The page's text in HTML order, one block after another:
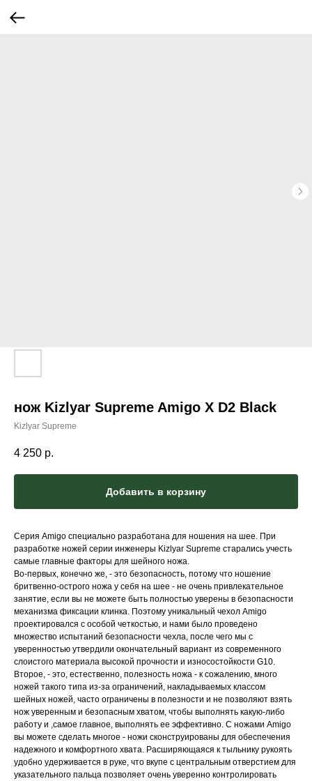
нож Kizlyar Supreme Amigo X D2 Black
Kizlyar Supreme
4 250 р.
Добавить в корзину
Серия Amigo специально разработана для ношения на шее. При
разработке ножей серии инженеры Kizlyar Supreme старались учесть
самые главные факторы для шейного ножа.
Во-первых, конечно же, - это безопасность, потому что ношение
бритвенно-острого ножа у себя на шее - не очень привлекательное
занятие, если вы не можете быть полностью уверены в безопасности
механизма фиксации клинка. Поэтому уникальный чехол Amigo
проектировался с особой четкостью, и нами было проведено
множество испытаний безопасности чехла, после чего мы с
уверенностью утвердили окончательный вариант из современного
слоистого материала высокой прочности и износостойкости G10.
Второе, - это, естественно, полезность ножа - к сожалению, много
ножей такого типа из-за ограничений, накладываемых классом
шейных ножей, часто ограничены в полезности и не позволяют взять
нож уверенным и безопасным хватом, чтобы выполнять какую-либо
работу и ,самое главное, выполнять ее эффективно. С ножами Amigo
вы можете сделать многое - ножи сконструированы для обеспечения
надежного и комфортного хвата. Расширяющаяся к тыльнику рукоять
удобно удерживается в руке, что вкупе с центральным отверстием для
указательного пальца позволяет очень уверенно контролировать